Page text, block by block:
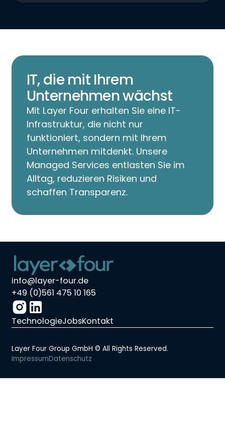
IT, die mit Ihrem
Unternehmen wächst
Mit Layer Four erhalten Sie eine IT-
Infrastruktur, die nicht nur
funktioniert, sondern mit Ihrem
Unternehmen mitdenkt. Unsere
Managed Services entlasten Sie im
Alltag, reduzieren Risiken und
schaffen Transparenz.
info@layer-four.de
+49 (0)561 475 10 165
TechnologieJobsKontakt
Layer Four Group GmbH © All Rights Reserved.
ImpressumDatenschutz